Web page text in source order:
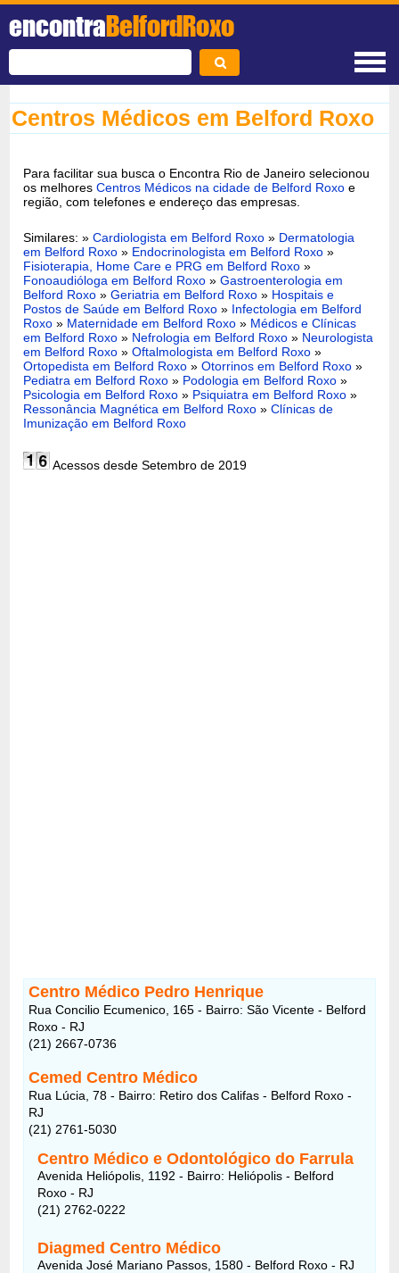
encontraBelfordRoxo
Centros Médicos em Belford Roxo
Para facilitar sua busca o Encontra Rio de Janeiro selecionou
os melhoresCentros Médicos na cidade de Belford Roxo e
região, com telefones e endereço das empresas.
Similares: »Cardiologista em Belford Roxo » Dermatologia
em Belford Roxo » Endocrinologista em Belford Roxo »
Fisioterapia, Home Care e PRG em Belford Roxo »
Fonoaudióloga em Belford Roxo »Gastroenterologia em
Belford Roxo »Geriatria em Belford Roxo » Hospitais e
Postos de Saúde em Belford Roxo» Infectologia em Belford
Roxo » Maternidade em Belford Roxo » Médicos e Clínicas
em Belford Roxo » Nefrologia em Belford Roxo » Neurologista
em Belford Roxo »Oftalmologista em Belford Roxo »
Ortopedista em Belford Roxo »Otorrinos em Belford Roxo »
Pediatra em Belford Roxo » Podologia em Belford Roxo »
Psicologia em Belford Roxo » Psiquiatra em Belford Roxo »
Ressonância Magnética em Belford Roxo »Clínicas de
Imunização em Belford Roxo
Acessos desde Setembro de 2019
Centro Médico Pedro Henrique
Rua Concilio Ecumenico, 165 - Bairro: São Vicente - Belford
Roxo - RJ
(21) 2667-0736
Cemed Centro Médico
Rua Lúcia, 78 - Bairro: Retiro dos Califas - Belford Roxo -
RJ
(21) 2761-5030
Centro Médico e Odontológico do Farrula
Avenida Heliópolis, 1192 - Bairro: Heliópolis - Belford
Roxo - RJ
(21) 2762-0222
Diagmed Centro Médico
Avenida José Mariano Passos, 1580 - Belford Roxo - RJ